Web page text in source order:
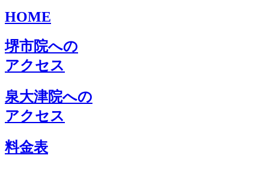
HOME
堺市院への
アクセス
泉大津院への
アクセス
料金表